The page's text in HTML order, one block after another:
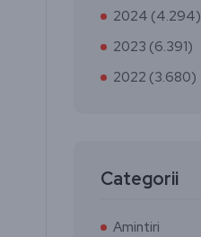
2024 (4.294)
2023 (6.391)
2022 (3.680)
Categorii
Amintiri